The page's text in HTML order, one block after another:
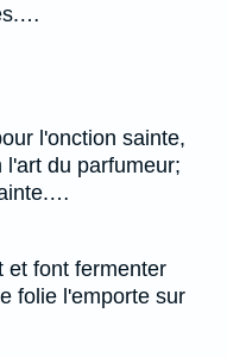
l'onction sainte,
du parfumeur;
et font fermenter
folie l'emporte sur